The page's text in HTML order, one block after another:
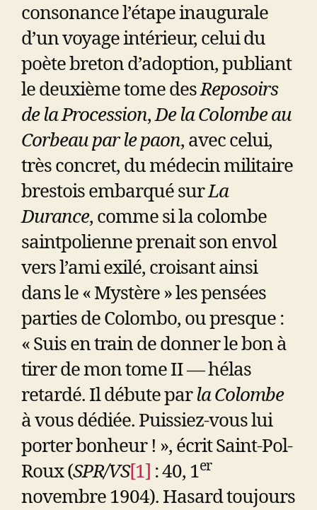
consonance l’étape inaugurale
d’un voyage intérieur, celui du
poète breton d’adoption, publiant
le deuxième tome desReposoirs
de la Procession,De la Colombe au
Corbeau par le paon, avec celui,
très concret, du médecin militaire
brestois embarqué surLa
Durance, comme si la colombe
saintpolienne prenait son envol
vers l’ami exilé, croisant ainsi
dans le « Mystère » les pensées
parties de Colombo, ou presque :
« Suis en train de donner le bon à
tirer de mon tome II — hélas
retardé. Il débute parla Colombe
à vous dédiée. Puissiez-vous lui
porter bonheur ! », écrit Saint-Pol-
Roux (SPR/VS[1] : 40, 1er
novembre 1904). Hasard toujours